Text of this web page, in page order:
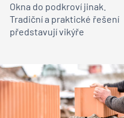
Okna do podkroví jinak.
Tradiční a praktické řešení
představují vikýře